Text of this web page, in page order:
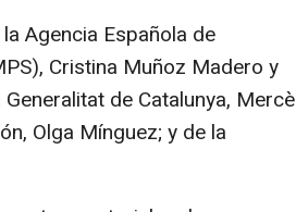
Agencia Española de
Cristina Muñoz Madero y
de Catalunya, Mercè
Olga Mínguez; y de la